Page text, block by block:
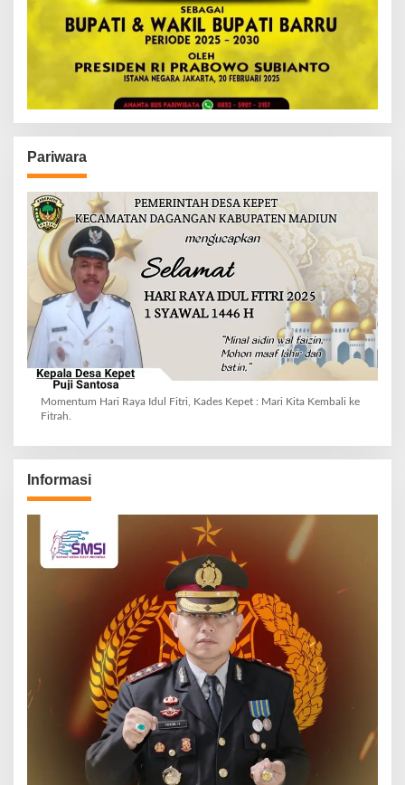
Pariwara
Momentum Hari Raya Idul Fitri, Kades Kepet : Mari Kita Kembali ke
Fitrah.
Informasi